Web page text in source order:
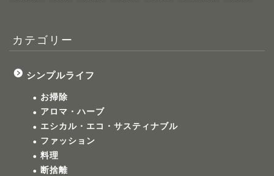
カテゴリー
シンプルライフ
お掃除
アロマ・ハーブ
エシカル・エコ・サスティナブル
ファッション
料理
断捨離